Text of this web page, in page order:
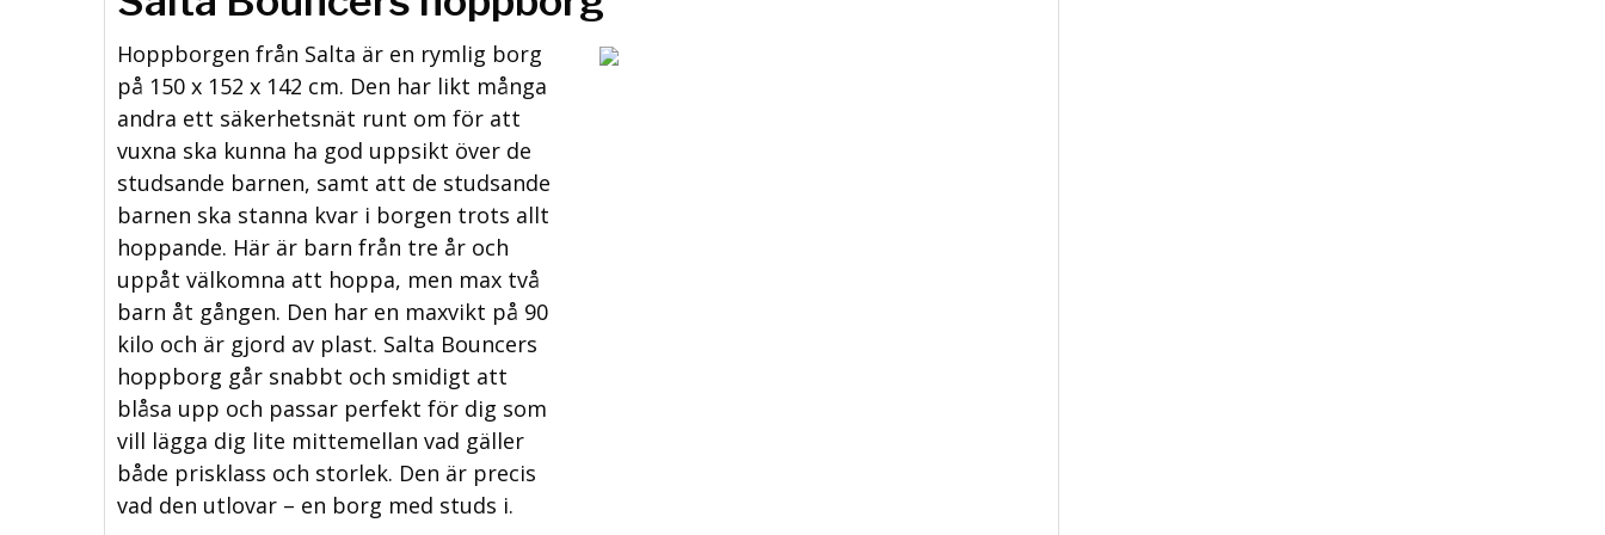
Hoppborgen från Salta är en rymlig borg
på 150 x 152 x 142 cm. Den har likt många
andra ett säkerhetsnät runt om för att
vuxna ska kunna ha god uppsikt över de
studsande barnen, samt att de studsande
barnen ska stanna kvar i borgen trots allt
hoppande. Här är barn från tre år och
uppåt välkomna att hoppa, men max två
barn åt gången. Den har en maxvikt på 90
kilo och är gjord av plast. Salta Bouncers
hoppborg går snabbt och smidigt att
blåsa upp och passar perfekt för dig som
vill lägga dig lite mittemellan vad gäller
både prisklass och storlek. Den är precis
vad den utlovar – en borg med studs i.